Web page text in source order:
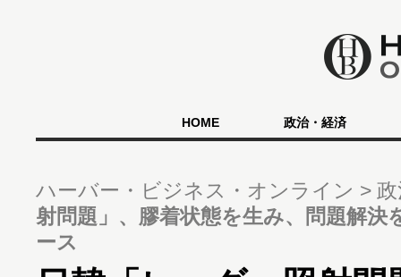
HOME 政治・経済
ハーバー・ビジネス・オンライン
射問題」、膠着状態を生み、問題解
ース